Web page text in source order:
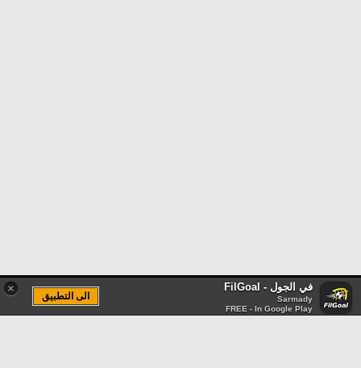
× في الجول - FilGoal
Sarmady
FREE - In Google Play
الى التطبيق